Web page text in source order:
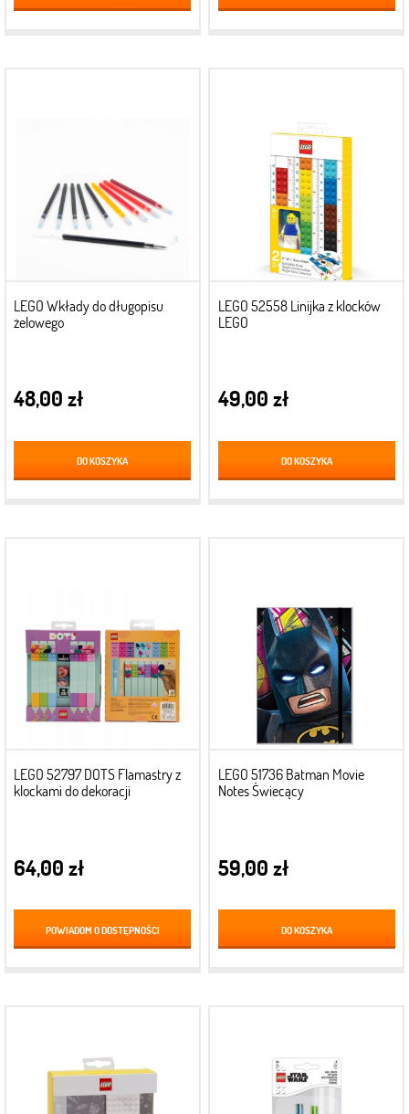
LEGO Wkłady do długopisu
żelowego
48,00 zł
DO KOSZYKA
LEGO 52558 Linijka z klocków
LEGO
49,00 zł
DO KOSZYKA
LEGO 52797 DOTS Flamastry z
klockami do dekoracji
64,00 zł
POWIADOM O DOSTĘPNOŚCI
LEGO 51736 Batman Movie
Notes Świecący
59,00 zł
DO KOSZYKA